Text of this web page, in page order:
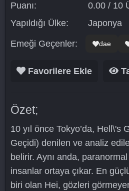
Puanı:
0.00 / 10
Yapıldığı Ülke:
Japonya
Emeği Geçenler: dae
Favorilere Ekle
Özet;
10 yıl önce Tokyo’da, Hell\'s
Geçidi) denilen ve analiz
belirir. Aynı anda,
insanlar ortaya çıkar. En
biri olan Hei, gözleri